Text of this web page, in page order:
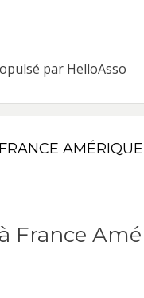
par HelloAsso
France